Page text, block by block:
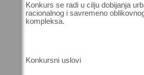
Konkurs se radi u cilju dobijanja
racionalnog i savremeno
kompleksa.
Konkursni uslovi